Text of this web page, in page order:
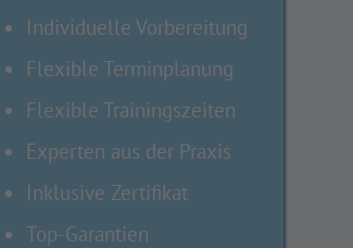
Individuelle Vorbereitung
Flexible Terminplanung
Flexible Trainingszeiten
Experten aus der Praxis
Inklusive Zertifikat
Top-Garantien